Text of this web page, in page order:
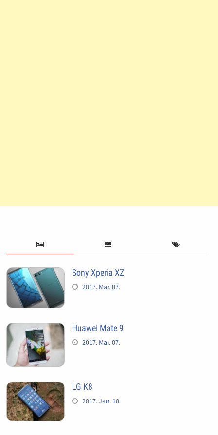
Sony Xperia XZ
2017. Mar. 07.
Huawei Mate 9
2017. Mar. 07.
LG K8
2017. Jan. 10.